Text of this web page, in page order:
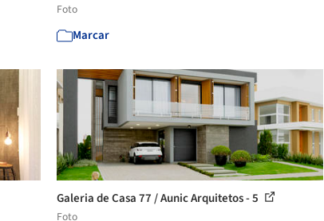
Foto
Marcar
Galeria de Casa 77 / Aunic Arquitetos - 5
Foto